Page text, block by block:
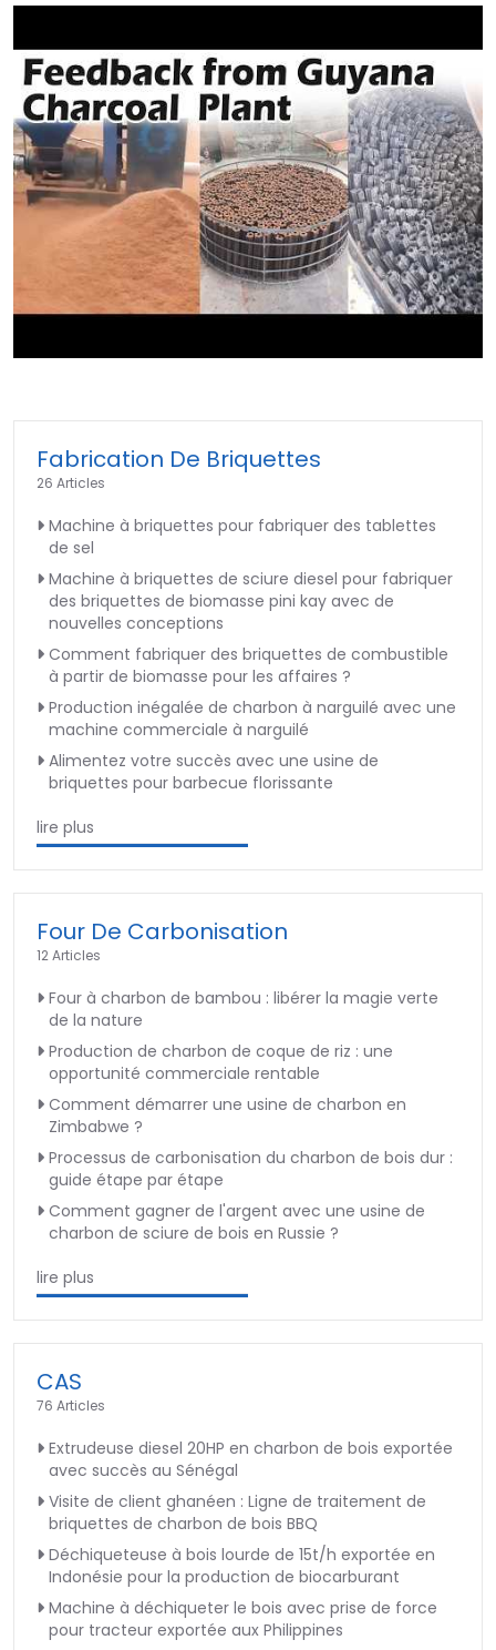
Fabrication De Briquettes
26 Articles
Machine à briquettes pour fabriquer des tablettes
de sel
Machine à briquettes de sciure diesel pour fabriquer
des briquettes de biomasse pini kay avec de
nouvelles conceptions
Comment fabriquer des briquettes de combustible
à partir de biomasse pour les affaires ?
Production inégalée de charbon à narguilé avec une
machine commerciale à narguilé
Alimentez votre succès avec une usine de
briquettes pour barbecue florissante
lire plus
Four De Carbonisation
12 Articles
Four à charbon de bambou : libérer la magie verte
de la nature
Production de charbon de coque de riz : une
opportunité commerciale rentable
Comment démarrer une usine de charbon en
Zimbabwe ?
Processus de carbonisation du charbon de bois dur :
guide étape par étape
Comment gagner de l'argent avec une usine de
charbon de sciure de bois en Russie ?
lire plus
CAS
76 Articles
Extrudeuse diesel 20HP en charbon de bois exportée
avec succès au Sénégal
Visite de client ghanéen : Ligne de traitement de
briquettes de charbon de bois BBQ
Déchiqueteuse à bois lourde de 15t/h exportée en
Indonésie pour la production de biocarburant
Machine à déchiqueter le bois avec prise de force
pour tracteur exportée aux Philippines